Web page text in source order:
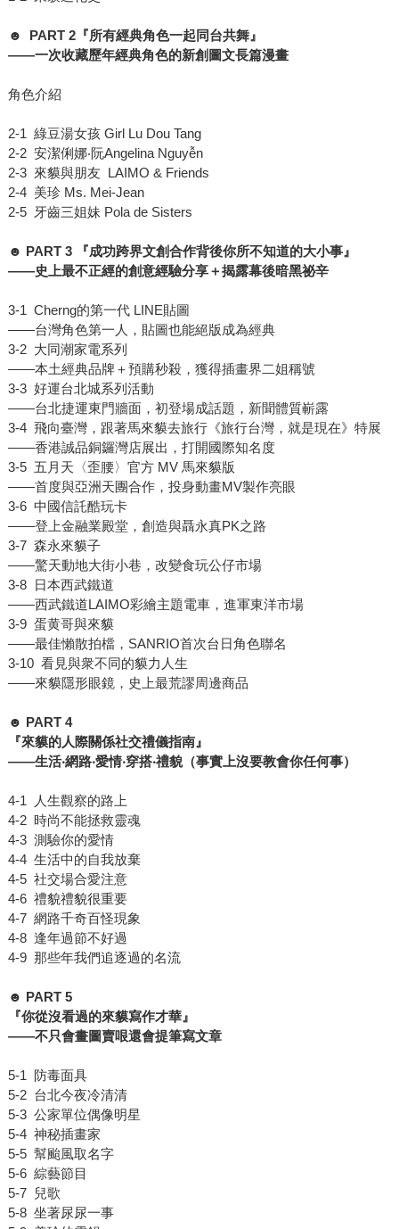
☻ PART 2『所有經典角色一起同台共舞』
——一次收藏歷年經典角色的新創圖文長篇漫畫
角色介紹
2-1 綠豆湯女孩 Girl Lu Dou Tang
2-2 安潔俐娜‧阮Angelina Nguyễn
2-3 來貘與朋友 LAIMO & Friends
2-4 美珍 Ms. Mei-Jean
2-5 牙齒三姐妹 Pola de Sisters
☻ PART 3
『成功跨界文創合作背後你所不知道的大小事』
——史上最不正經的創意經驗分享＋揭露幕後暗黑祕辛
3-1 Cherng的第一代 LINE貼圖
——台灣角色第一人，貼圖也能絕版成為經典
3-2 大同潮家電系列
——本土經典品牌＋預購秒殺，獲得插畫界二姐稱號
3-3 好運台北城系列活動
——台北捷運東門牆面，初登場成話題，新聞體質嶄露
3-4 飛向臺灣，跟著馬來貘去旅行《旅行台灣，就是現在》特展
——香港誠品銅鑼灣店展出，打開國際知名度
3-5 五月天〈歪腰〉官方 MV 馬來貘版
——首度與亞洲天團合作，投身動畫MV製作亮眼
3-6 中國信託酷玩卡
——登上金融業殿堂，創造與聶永真PK之路
3-7 森永來貘子
——驚天動地大街小巷，改變食玩公仔市場
3-8 日本西武鐵道
——西武鐵道LAIMO彩繪主題電車，進軍東洋市場
3-9 蛋黄哥與來貘
——最佳懶散拍檔，SANRIO首次台日角色聯名
3-10 看見與衆不同的貘力人生
——來貘隱形眼鏡，史上最荒謬周邊商品
☻ PART 4
『來貘的人際關係社交禮儀指南』
——生活‧網路‧愛情‧穿搭‧禮貌（事實上沒要教會你任何事）
4-1 人生觀察的路上
4-2 時尚不能拯救靈魂
4-3 測驗你的愛情
4-4 生活中的自我放棄
4-5 社交場合愛注意
4-6 禮貌禮貌很重要
4-7 網路千奇百怪現象
4-8 逢年過節不好過
4-9 那些年我們追逐過的名流
☻ PART 5
『你從沒看過的來貘寫作才華』
——不只會畫圖賣哏還會提筆寫文章
5-1 防毒面具
5-2 台北今夜冷清清
5-3 公家單位偶像明星
5-4 神秘插畫家
5-5 幫颱風取名字
5-6 綜藝節目
5-7 兒歌
5-8 坐著尿尿一事